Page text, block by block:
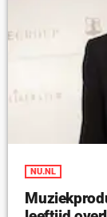
NU.NL